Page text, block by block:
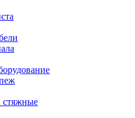
стяжные